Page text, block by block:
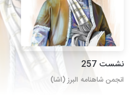
نشست 257
انجمن شاهنامه البرز (اشا)